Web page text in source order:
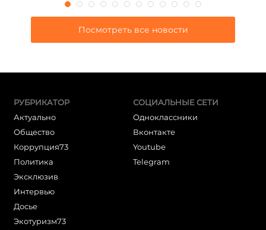
Посмотреть все новости
РУБРИКАТОР
Актуально
Общество
Коррупция73
Политика
Эксклюзив
Интервью
Досье
Экотуризм73
СОЦИАЛЬНЫЕ СЕТИ
Одноклассники
Вконтакте
Youtube
Telegram